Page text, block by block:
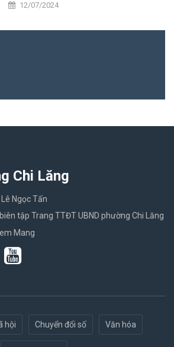
12/07/2024
Chi Lăng
Ngọc Tấn
tập Trang TTĐT UBND phường Chi Lăng
hội Chuyển đổi số Văn hóa